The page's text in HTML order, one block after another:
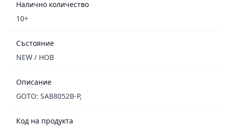
Налично количество
10+
Състояние
NEW / НОВ
Описание
GOTO: SAB8052B-P,
Код на продукта